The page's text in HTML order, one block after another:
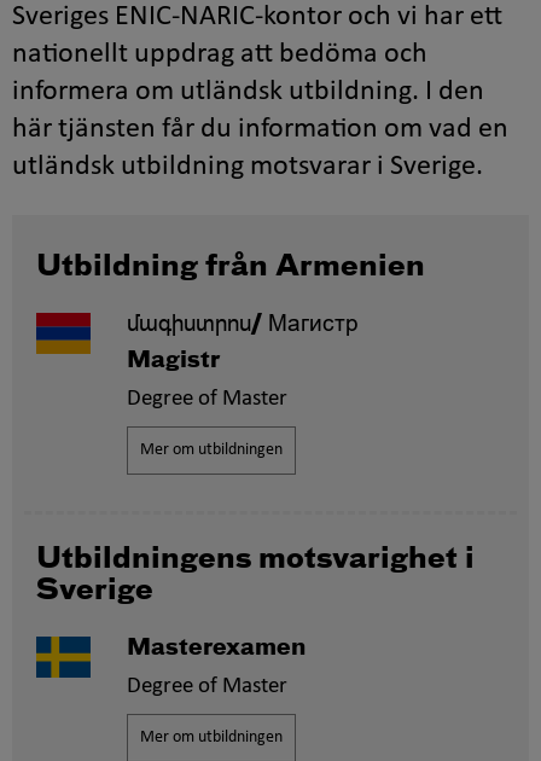
Sveriges ENIC-NARIC-kontor och vi har ett
nationellt uppdrag att bedöma och
informera om utländsk utbildning. I den
här tjänsten får du information om vad en
utländsk utbildning motsvarar i Sverige.
Utbildning från Armenien
մագիստրոս/ Магистр
Magistr
Degree of Master
Mer om utbildningen
Utbildningens motsvarighet i
Sverige
Masterexamen
Degree of Master
Mer om utbildningen